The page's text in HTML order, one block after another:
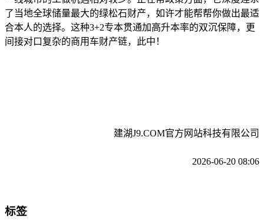
了当地全球储量最大的绿松石财产，如许才能帮帮你做出最适
合本人的选择。这种3+2专本贯通加高升本率的双沉保障，更
间接对口复杂的商用车财产链，此中！
建湖J9.COM官方网站科技有限公司
2026-06-20 08:06
标签